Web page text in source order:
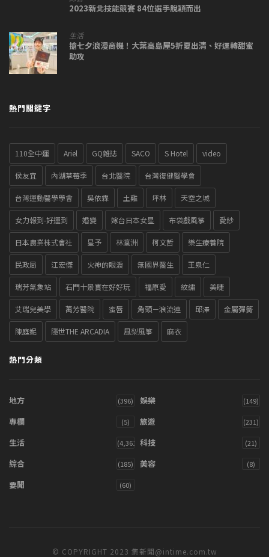
2023新北技能競賽 84位選手脫穎而出
生活
搶七夕浪漫商機！大葉高島屋5折夏出清、好運轉甜蜜
助攻
熱門關鍵字
110全中運 Ariel GQ雜誌 SACO S Hotel video
侯友宜 內湖草莓季 台北醫院 台灣復健醫學會
台灣運動醫學學會 吳依霖 土雞 坪林 天空之城
女力報到-好運到 婚變 嫁台日本女星 布袋戲風箏 愛紗
日本農業株式會社 星予 林瀛洲 柯文哲 樂生療養院
民政局 江宏傑 火神的眼淚 無國界醫生 王泉仁
瑞芳氣象站 石門十景實在好好玩 福原愛 紋繡 美睫
艾瑞兒美學 萬芳醫院 蜜唇 角頭－浪流連 邱澤 金屬彈簧
陳庭妮 隱世THE ARCADIA 風梨風箏 麻衣
熱門分類
地方 (396) 娛樂 (149)
專欄 (5) 旅遊 (231)
生活 (4,361) 科技 (21)
綜合 (185) 美容 (8)
要聞 (60)
© COPYRIGHT 2023 集新聞@intime.com.tw